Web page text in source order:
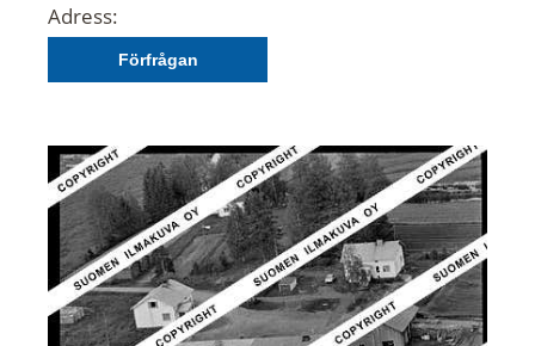
Adress:
Förfrågan